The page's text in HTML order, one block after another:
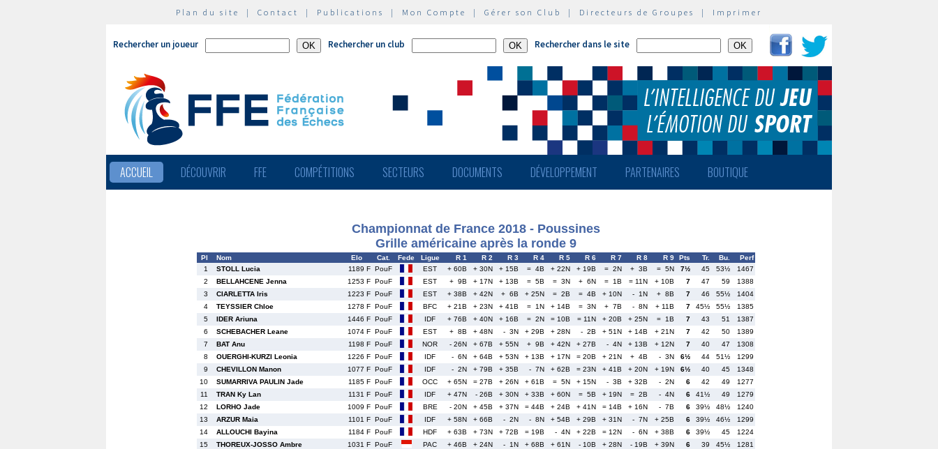
Plan du site | Contact | Publications | Mon Compte | Gérer son Club | Directeurs de Groupes | Imprimer
Rechercher un joueur Rechercher un club Rechercher dans le site
ACCUEIL DÉCOUVRIR FFE COMPÉTITIONS SECTEURS DOCUMENTS DÉVELOPPEMENT PARTENAIRES BOUTIQUE
Championnat de France 2018 - Poussines
Grille américaine après la ronde 9
Pl Nom Elo Cat. Fede Ligue R 1 R 2 R 3 R 4 R 5 R 6 R 7 R 8 R 9 Pts Tr. Bu.
Perf
1
STOLL Lucia 1189 F PouF EST + 60B + 30N + 15B = 4B + 22N + 19B = 2N + 3B = 5N 7½ 45 53½
1467
2
BELLAHCENE Jenna 1253 F PouF EST + 9B + 17N + 13B = 5B = 3N + 6N = 1B = 11N + 10B 7 47 59
1388
3
CIARLETTA Iris 1223 F PouF EST + 38B + 42N + 6B + 25N = 2B = 4B + 10N - 1N + 8B 7 46 55½
1404
4
TEYSSIER Chloe 1278 F PouF BFC + 21B + 23N + 41B = 1N + 14B = 3N + 7B - 8N + 11B 7 45½ 55½
1385
5
IDER Ariuna 1446 F PouF IDF + 76B + 40N + 16B = 2N = 10B = 11N + 20B + 25N = 1B 7 43 51
1387
6
SCHEBACHER Leane 1074 F PouF EST + 8B + 48N - 3N + 29B + 28N - 2B + 51N + 14B + 21N 7 42 50
1389
7
BAT Anu 1198 F PouF NOR - 26N + 67B + 55N + 9B + 42N + 27B - 4N + 13B + 12N 7 40 47
1308
8
OUERGHI-KURZI Leonia 1226 F PouF IDF - 6N + 64B + 53N + 13B + 17N = 20B + 21N + 4B - 3N 6½ 44 51½
1299
9
CHEVILLON Manon 1077 F PouF IDF - 2N + 79B + 35B - 7N + 62B = 23N + 41B + 20N + 19N 6½ 40 45
1348
10
SUMARRIVA PAULIN Jade 1185 F PouF OCC + 65N = 27B + 26N + 61B = 5N + 15N - 3B + 32B - 2N 6 42 49
1277
11
TRAN Ky Lan 1131 F PouF IDF + 47N - 26B + 30N + 33B + 60N = 5B + 19N = 2B - 4N 6 41½ 49
1279
12
LORHO Jade 1009 F PouF BRE - 20N + 45B + 37N = 44B + 24B + 41N = 14B + 16N - 7B 6 39½ 48½
1240
13
ARZUR Maia 1101 F PouF IDF + 58N + 66B - 2N - 8N + 54B + 29B + 31N - 7N + 25B 6 39½ 46½
1299
14
ALLOUCHI Bayina 1184 F PouF HDF + 63B + 73N + 72B = 19B - 4N + 22B = 12N - 6N + 38B 6 39½ 45
1224
15
THOREUX-JOSSO Ambre 1031 F PouF PAC + 46B + 24N - 1N + 68B + 61N - 10B + 28N - 19B + 39N 6 39 45½
1281